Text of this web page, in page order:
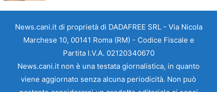
News.cani.it di proprietà di DADAFREE SRL - Via Nicola
Marchese 10, 00141 Roma (RM) - Codice Fiscale e
Partita I.V.A. 02120340670
News.cani.it non è una testata giornalistica, in quanto
viene aggiornato senza alcuna periodicità. Non può